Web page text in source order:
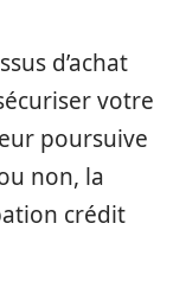
d’achat
votre
poursuive
non, la
crédit